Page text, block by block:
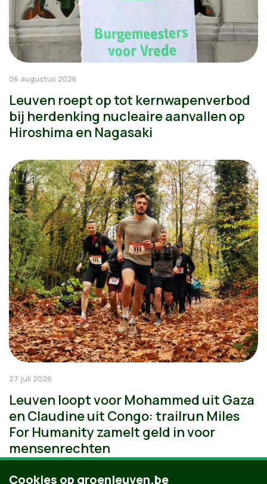
06 augustus 2026
Leuven roept op tot kernwapenverbod
bij herdenking nucleaire aanvallen op
Hiroshima en Nagasaki
27 juli 2026
Leuven loopt voor Mohammed uit Gaza
en Claudine uit Congo: trailrun Miles
For Humanity zamelt geld in voor
mensenrechten
Cookies op groenleuven.be